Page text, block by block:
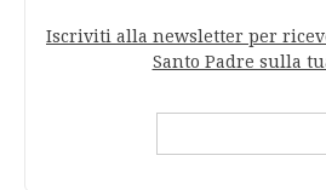
Iscriviti alla newsletter per
Santo Padre sulla